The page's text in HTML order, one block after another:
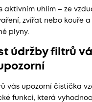
aktivním uhlím – ze
zvířat nebo kouře
plyny.
údržby filtrů
vás upozorní čistička
funkci, která